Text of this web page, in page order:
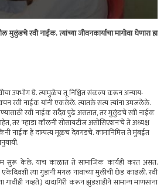
रवी नाईक. त्यांच्या जीवनकार्याचा मागोवा घेणारा हा
उपभोग घे. त्यामुळेच तू निश्चित संकल्प करून अन्याय-
वचन रवी नाईक यांनी एकलेले. त्यातले सत्य त्यांना उमजलेले.
रवी नाईक सदैव पुढे असतात, तर मुलुंडचे रवी नाईक
तर ‌‘म्हाडा कॉलनी सोसायटीज असोसिएशन‌’चे ते अध्यक्ष
नाईक हे दाम्पत्य मूळच देवगडचे. कामानिमित्त ते मुंबईत
सुरू केले. याच काळात ते सामाजिक कार्यही करत असत.
त्या गुंडांनी मंगल नावाच्या मुलीची छेड काढली. रवी
नव्हते.) दादागिरी करून झुंडशाहीने सामान्य माणसांना